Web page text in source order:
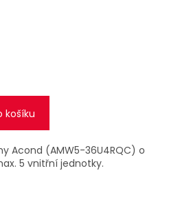
košíku
Acond (AMW5-36U4RQC) o
5 vnitřní jednotky.